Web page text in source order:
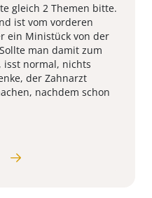
gleich 2 Themen bitte.
ist vom vorderen
ein Ministück von der
man damit zum
isst normal, nichts
der Zahnarzt
nachdem schon